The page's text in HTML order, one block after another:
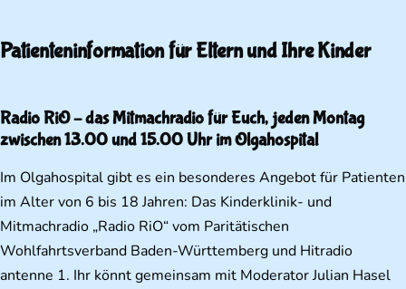
Patienteninformation für Eltern und Ihre Kinder
Radio RiO – das Mitmachradio für Euch, jeden Montag
zwischen 13.00 und 15.00 Uhr im Olgahospital
Im Olgahospital gibt es ein besonderes Angebot für Patienten
im Alter von 6 bis 18 Jahren: Das Kinderklinik- und
Mitmachradio „Radio RiO“ vom Paritätischen
Wohlfahrtsverband Baden-Württemberg und Hitradio
antenne 1. Ihr könnt gemeinsam mit Moderator Julian Hasel